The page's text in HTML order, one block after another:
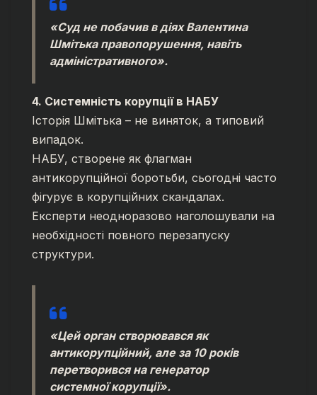
«Суд не побачив в діях Валентина
Шмітька правопорушення, навіть
адміністративного».
4. Системність корупції в НАБУ
Історія Шмітька – не виняток, а типовий
випадок.
НАБУ, створене як флагман
антикорупційної боротьби, сьогодні часто
фігурує в корупційних скандалах.
Експерти неодноразово наголошували на
необхідності повного перезапуску
структури.
«Цей орган створювався як
антикорупційний, але за 10 років
перетворився на генератор
системної корупції».